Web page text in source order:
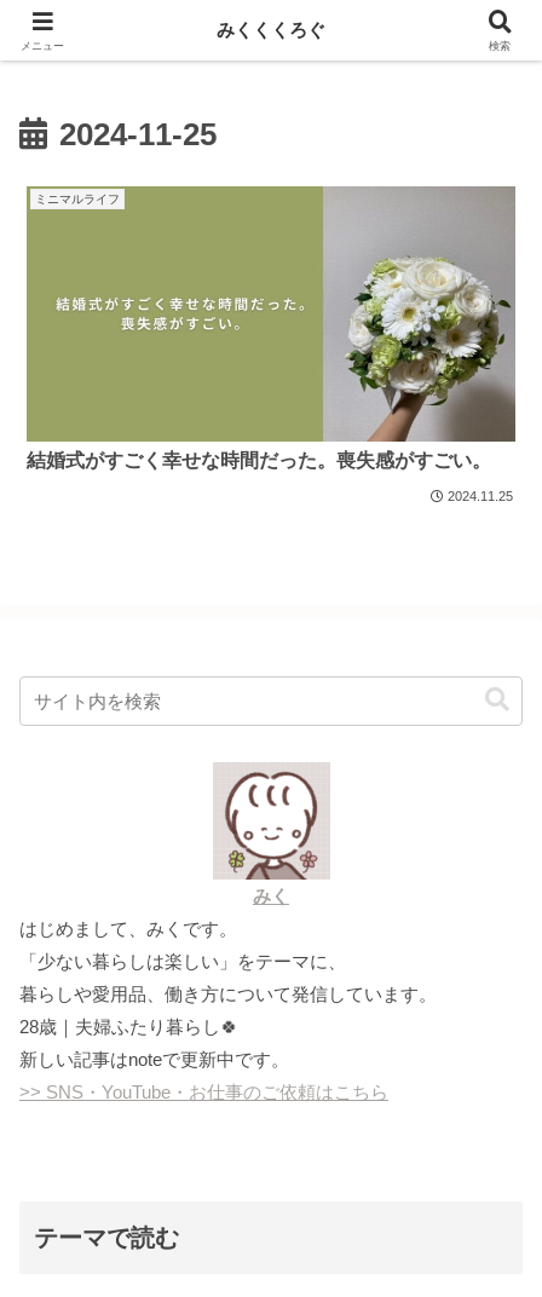
新しい記事はnoteに投稿しています！
2024-11-25
ミニマルライフ
結婚式がすごく幸せな時間だった。喪失感がすごい。
2024.11.25
みく
はじめまして、みくです。
「少ない暮らしは楽しい」をテーマに、
暮らしや愛用品、働き方について発信しています。
28歳｜夫婦ふたり暮らし🍀
新しい記事はnoteで更新中です。
>> SNS・YouTube・お仕事のご依頼はこちら
テーマで読む
メニュー
みくくくろぐ
検索